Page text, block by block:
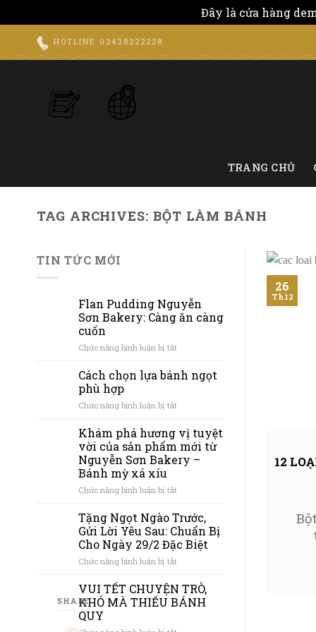
Đây là cửa hàng
HOTLINE 02438222228
TRANG CHỦ
SHARE
TAG ARCHIVES: BỘT LÀM BÁNH
TIN TỨC MỚI
Flan Pudding Nguyễn
Sơn Bakery: Càng ăn càng
cuốn
Chức năng bình luận bị tắt
Pudding
Nguyễn
Bakery:
ăn
càng
cuốn
Cách chọn lựa bánh ngọt
phù hợp
Chức năng bình luận bị tắt
chọn
lựa
bánh
ngọt
Khám phá hương vị tuyệt
vời của sản phẩm mới từ
Nguyễn Sơn Bakery –
Bánh mỳ xá xíu
Chức năng bình luận bị tắt
phá
hương
vị
tuyệt
sản
phẩm
mới
Tặng Ngọt Ngào Trước,
Gửi Lời Yêu Sau: Chuẩn Bị
Cho Ngày 29/2 Đặc Biệt
Chức năng bình luận bị tắt
Ngọt
Ngào
Trước,
VUI TẾT CHUYỆN TRÒ,
KHÓ MÀ THIẾU BÁNH
QUY
12
26
Th12